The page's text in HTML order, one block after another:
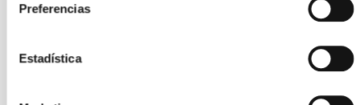
Preferencias
Estadística